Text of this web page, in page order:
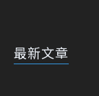
最新文章